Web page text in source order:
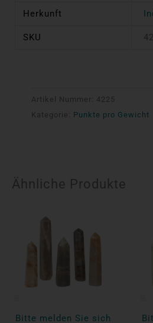
Herkunft
SKU
Artikel Nummer: 4225
Kategorie:
Punkte pro Gewicht
Ähnliche Produkte
Bitte melden Sie sich